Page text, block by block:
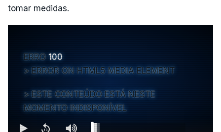
tomar medidas.
ERRO 100
ERROR ON HTML5 MEDIA ELEMENT
ESTE CONTEÚDO ESTÁ NESTE
MOMENTO INDISPONÍVEL